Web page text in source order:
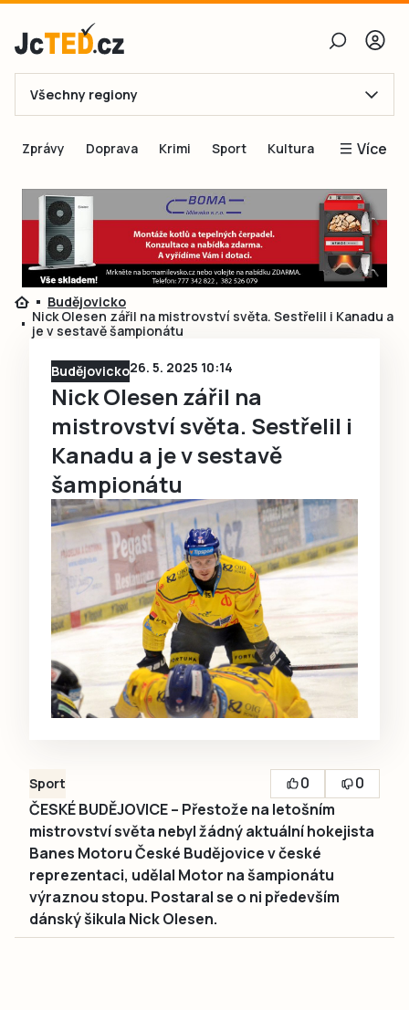
E-mail
Obnovit heslo
Přihlásit se
Přihlásit se přes Facebook
Ještě nemám účet, chci se
Všechny regiony
Zprávy Doprava Krimi Sport Kultura Více
Blogy
Inspirace
Čtenáři píší
Speciální přílohy
Budějovicko
Nick Olesen zářil na mistrovství světa. Sestřelil i Kanadu a
je v sestavě šampionátu
Budějovicko26. 5. 2025 10:14
Nick Olesen zářil na
mistrovství světa. Sestřelil i
Kanadu a je v sestavě
šampionátu
Sport 0
0
ČESKÉ BUDĚJOVICE – Přestože na letošním
mistrovství světa nebyl žádný aktuální hokejista
Banes Motoru České Budějovice v české
reprezentaci, udělal Motor na šampionátu
výraznou stopu. Postaral se o ni především
dánský šikula Nick Olesen.